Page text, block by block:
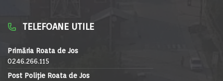
TELEFOANE UTILE
Primăria Roata de Jos
0246.266.115
Post Poliție Roata de Jos